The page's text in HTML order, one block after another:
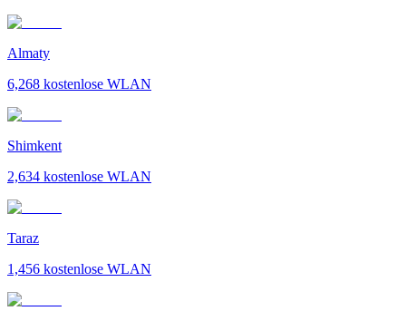
Almaty
6,268 kostenlose WLAN
Shimkent
2,634 kostenlose WLAN
Taraz
1,456 kostenlose WLAN